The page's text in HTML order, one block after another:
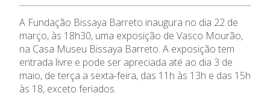
A Casa Museu
Visitar
Coleções
A Fundação Bissaya Barreto inaugura no dia 22 de
março, às 18h30, uma exposição de Vasco Mourão,
na Casa Museu Bissaya Barreto. A exposição tem
entrada livre e pode ser apreciada até ao dia 3 de
maio, de terça a sexta-feira, das 11h às 13h e das 15h
às 18, exceto feriados.